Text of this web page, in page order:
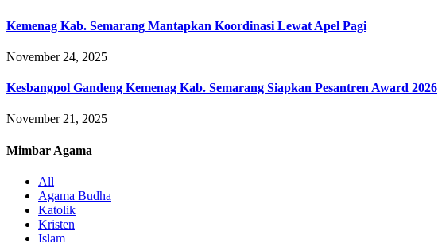
Kemenag Kab. Semarang Mantapkan Koordinasi Lewat Apel Pagi
November 24, 2025
Kesbangpol Gandeng Kemenag Kab. Semarang Siapkan Pesantren Award 2026
November 21, 2025
Mimbar Agama
All
Agama Budha
Katolik
Kristen
Islam